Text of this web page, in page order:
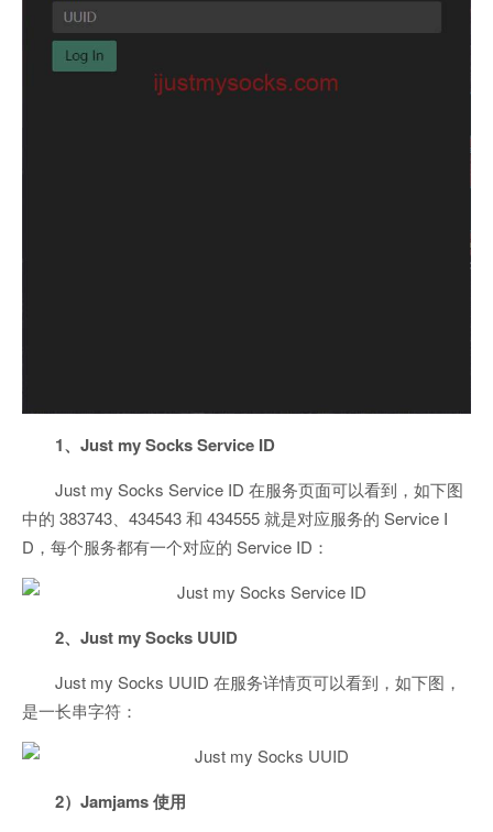
1、Just my Socks Service ID
Just my Socks Service ID 在服务页面可以看到，如下图
中的 383743、434543 和 434555 就是对应服务的 Service I
D，每个服务都有一个对应的 Service ID：
2、Just my Socks UUID
Just my Socks UUID 在服务详情页可以看到，如下图，
是一长串字符：
2）Jamjams 使用